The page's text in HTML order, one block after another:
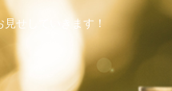
せしていきます！